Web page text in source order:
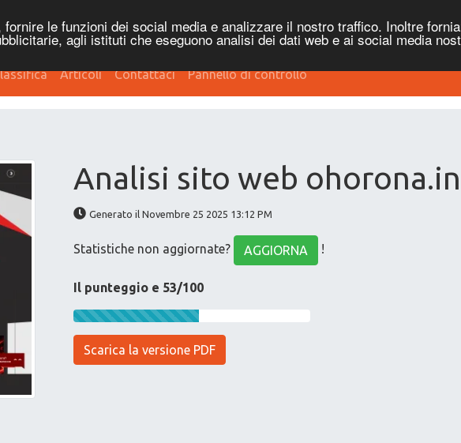
le funzioni dei social media e analizzare il nostro traffico. Inoltre
agli istituti che eseguono analisi dei dati web e ai social media
Articoli Contattaci Pannello di controllo
Analisi sito web
Generato il Novembre 25 2025 13:12 PM
Statistiche non aggiornate? AGGIORNA !
Il punteggio e 53/100
Scarica la versione PDF